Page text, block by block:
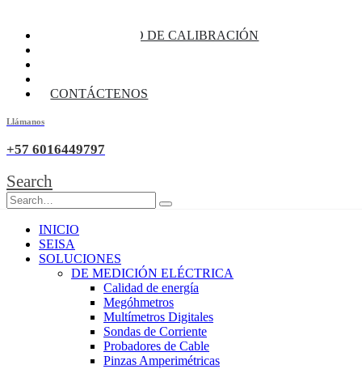
LABORATORIO DE CALIBRACIÓN
CONTÁCTENOS
Llámanos
+57 6016449797
Search
INICIO
SEISA
SOLUCIONES
DE MEDICIÓN ELÉCTRICA
Calidad de energía
Megóhmetros
Multímetros Digitales
Sondas de Corriente
Probadores de Cable
Pinzas Amperimétricas